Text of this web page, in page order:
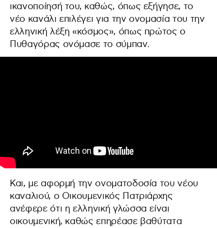
ικανοποίησή του, καθώς, όπως εξήγησε, το
νέο κανάλι επιλέγει για την ονομασία του την
ελληνική λέξη «κόσμος», όπως πρώτος ο
Πυθαγόρας ονόμασε το σύμπαν.
Και, με αφορμή την ονοματοδοσία του νέου
καναλιού, ο Οικουμενικός Πατριάρχης
ανέφερε ότι η ελληνική γλώσσα είναι
οικουμενική, καθώς επηρέασε βαθύτατα